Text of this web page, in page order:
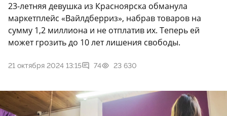
23-летняя девушка из Красноярска обманула
маркетплейс «Вайлдберриз», набрав товаров на
сумму 1,2 миллиона и не отплатив их. Теперь ей
может грозить до 10 лет лишения свободы.
21 октября 2024 13:15 74 23 630